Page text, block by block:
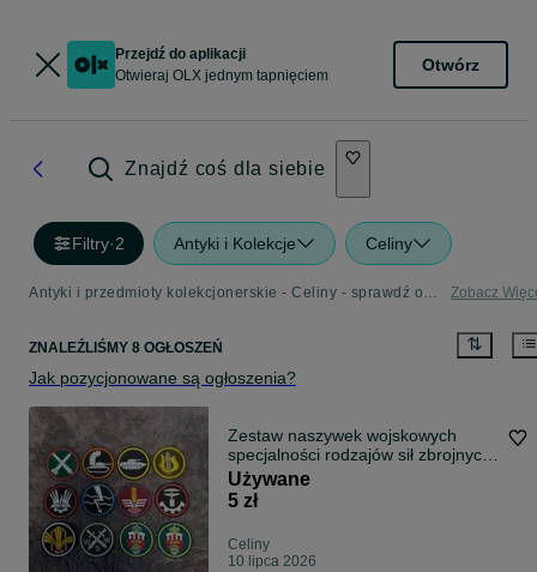
Przejdź do aplikacji
Otwieraj OLX jednym tapnięciem
Otwórz
Znajdź coś dla siebie
Filtry·2 Antyki i Kolekcje Celiny
Antyki i przedmioty kolekcjonerskie - Celiny - sprawdź ogłoszenia w Twojej okolicy Zobacz
ZNALEŹLIŚMY 8 OGŁOSZEŃ
Jak pozycjonowane są ogłoszenia?
Zestaw naszywek wojskowych
specjalności rodzajów sił zbrojnych
PRL LWP
Używane
5 zł
Celiny
10 lipca 2026